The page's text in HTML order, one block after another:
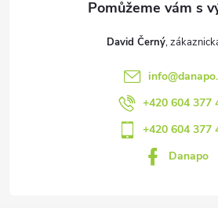
David Černý
info@
+420 604 377
+420 604 377
Danapo